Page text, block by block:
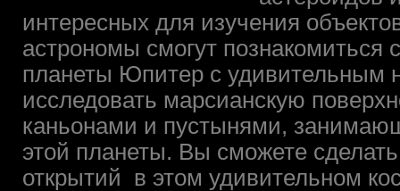
интересных для изучения
астрономы смогут познакомиться
планеты Юпитер с удивительным
исследовать марсианскую
каньонами и пустынями,
этой планеты. Вы сможете
открытий в этом удивительном